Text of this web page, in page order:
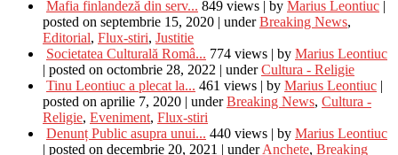
Mafia finlandeză din serv... 849 views | by Marius Leontiuc |
posted on septembrie 15, 2020 | underBreaking News,
Editorial, Flux-stiri, Justitie
Societatea Culturală Româ... 774 views | by Marius Leontiuc
| posted on octombrie 28, 2022 | underCultura - Religie
Tinu Leontiuc a plecat la... 461 views | by Marius Leontiuc |
posted on aprilie 7, 2020 | underBreaking News, Cultura -
Religie, Eveniment, Flux-stiri
Denunț Public asupra unui... 440 views | by Marius Leontiuc
| posted on decembrie 20, 2021 | underAnchete, Breaking